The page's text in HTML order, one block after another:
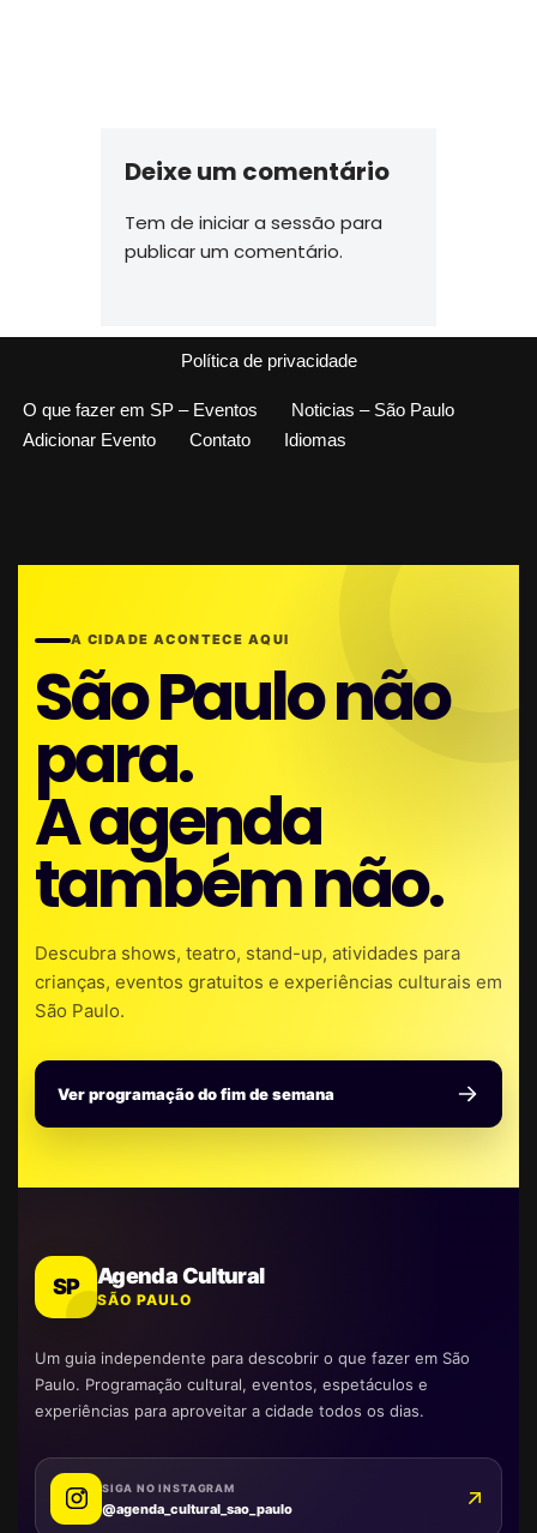
Deixe um comentário
Tem de iniciar a sessão para
publicar um comentário.
Política de privacidade
O que fazer em SP – Eventos
Noticias – São Paulo
Adicionar Evento
Contato Idiomas
A CIDADE ACONTECE AQUI
São Paulo não
para.
A agenda
também não.
Descubra shows, teatro, stand-up, atividades para
crianças, eventos gratuitos e experiências culturais em
São Paulo.
Ver programação do fim de semana
SP Agenda Cultural
SÃO PAULO
Um guia independente para descobrir o que fazer em São
Paulo. Programação cultural, eventos, espetáculos e
experiências para aproveitar a cidade todos os dias.
SIGA NO INSTAGRAM
@agenda_cultural_sao_paulo